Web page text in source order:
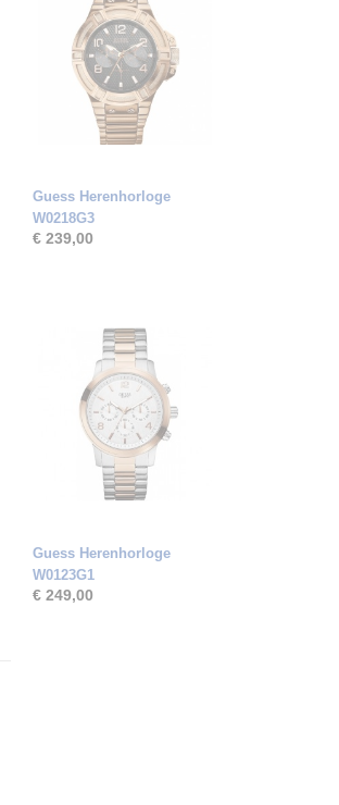
Guess Herenhorloge
W0218G3
€ 239,00
Guess Herenhorloge
W0123G1
€ 249,00